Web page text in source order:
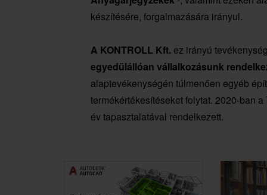
készítésére, forgalmazására irányul.
A KONTROLL Kft. ez irányú
egyedülállóan vállalkozásunk
alaptevékenységén túlmenően egyéb
termékértékesítéseket folytat. 2020-ban
év tapasztalatával rendelkezett.